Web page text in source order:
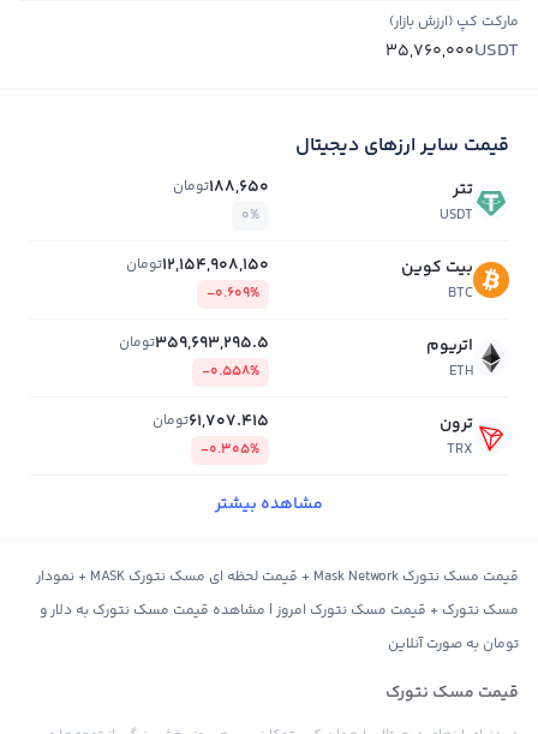
مارکت کپ (ارزش بازار)
USDT
35,760,000
قیمت سایر ارزهای دیجیتال
تتر
USDT
188,650تومان
0%
بیت کوین
BTC
12,154,908,150تومان
-0.609%
اتریوم
ETH
359,693,295.5تومان
-0.558%
ترون
TRX
61,707.415تومان
-0.305%
مشاهده بیشتر
قیمت مسک نتورک Mask Network + قیمت لحظه ای مسک نتورک MASK + نمودار
مسک نتورک + قیمت مسک نتورک امروز | مشاهده قیمت مسک نتورک به دلار و
تومان به صورت آنلاین
قیمت مسک نتورک